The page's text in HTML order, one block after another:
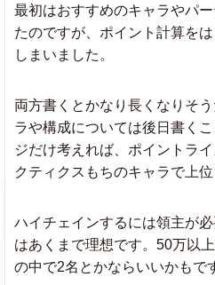
最初はおすすめのキャラやパ
たのですが、ポイント計算を
しまいました。
両方書くとかなり長くなりそ
ラや構成については後日書く
ジだけ考えれば、ポイントラ
クティクスもちのキャラで上
ハイチェインするには領主が
はあくまで理想です。50万以
の中で2名とかならいいかもで